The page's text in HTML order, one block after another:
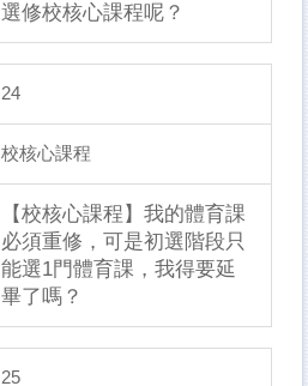
選修校核心課程呢？
24
校核心課程
【校核心課程】我的體育課
必須重修，可是初選階段只
能選1門體育課，我得要延
畢了嗎？
25